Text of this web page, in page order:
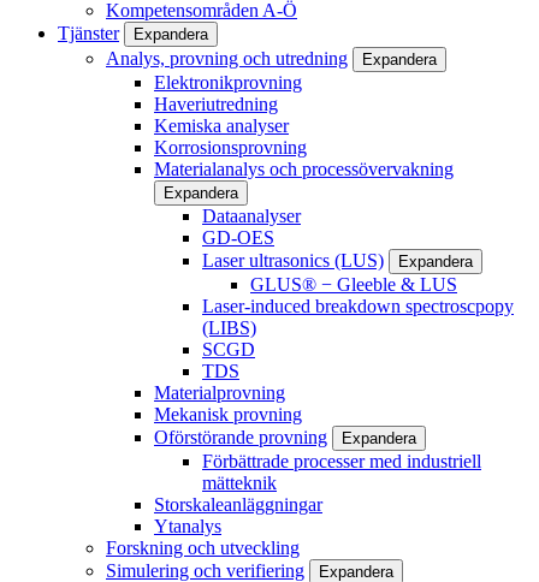
Kompetensområden A-Ö
Tjänster
Expandera
Analys, provning och utredning Expandera
Elektronikprovning
Haveriutredning
Kemiska analyser
Korrosionsprovning
Materialanalys och processövervakning
Expandera
Dataanalyser
GD-OES
Laser ultrasonics (LUS)
Expandera
GLUS® − Gleeble & LUS
Laser-induced breakdown spectroscpopy
(LIBS)
SCGD
TDS
Materialprovning
Mekanisk provning
Oförstörande provning
Expandera
Förbättrade processer med industriell
mätteknik
Storskaleanläggningar
Ytanalys
Forskning och utveckling
Simulering och verifiering
Expandera